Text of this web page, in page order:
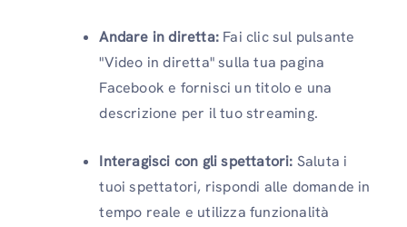
Andare in diretta: Fai clic sul pulsante
"Video in diretta" sulla tua pagina
Facebook e fornisci un titolo e una
descrizione per il tuo streaming.
Interagisci con gli spettatori: Saluta i
tuoi spettatori, rispondi alle domande in
tempo reale e utilizza funzionalità